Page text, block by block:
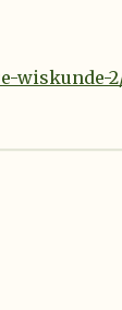
wiskunde-